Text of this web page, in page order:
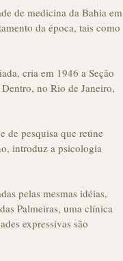
de medicina da Bahia em
da época, tais como
cria em 1946 a Seção
no Rio de Janeiro,
de pesquisa que reúne
introduz a psicologia
pelas mesmas idéias,
Palmeiras, uma clínica
expressivas são